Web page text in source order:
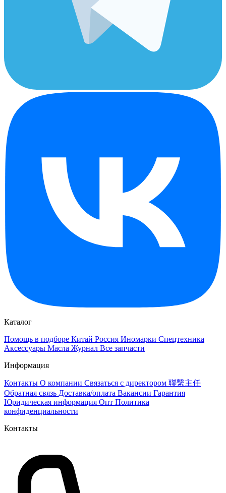
Каталог
Помощь в подборе Китай Россия Иномарки Спецтехника
Аксессуары Масла Журнал Все запчасти
Информация
Контакты О компании Связаться с директором 聯繫主任
Обратная связь Доставка/оплата Вакансии Гарантия
Юридическая информация Опт Политика
конфиденциальности
Контакты